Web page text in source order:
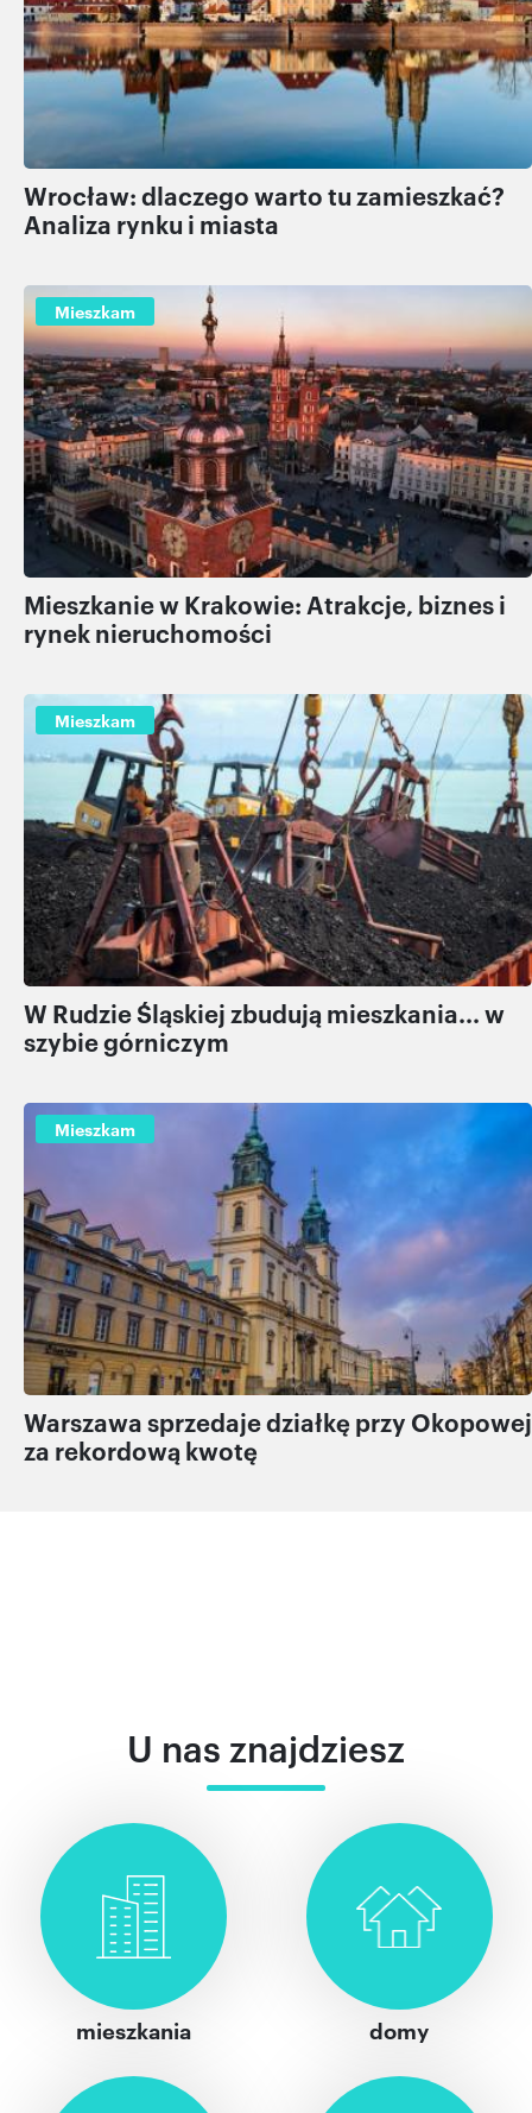
Wrocław: dlaczego warto tu zamieszkać?
Analiza rynku i miasta
Mieszkam
Mieszkanie w Krakowie: Atrakcje, biznes i
rynek nieruchomości
Mieszkam
W Rudzie Śląskiej zbudują mieszkania... w
szybie górniczym
Mieszkam
Warszawa sprzedaje działkę przy Okopowej
za rekordową kwotę
U nas znajdziesz
mieszkania domy